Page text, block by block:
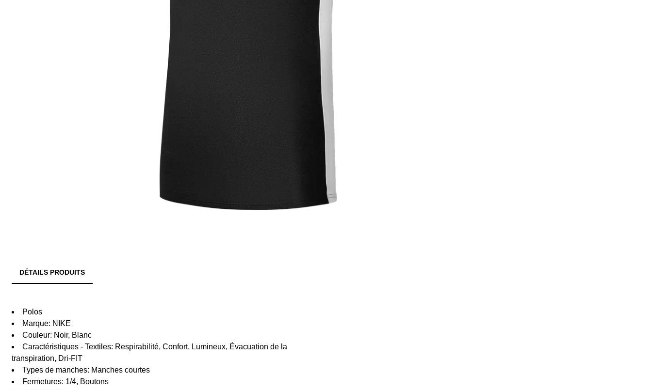
DÉTAILS PRODUITS
Polos
Marque: NIKE
Couleur: Noir, Blanc
Caractéristiques - Textiles: Respirabilité, Confort, Lumineux, Évacuation de la
transpiration, Dri-FIT
Types de manches: Manches courtes
Fermetures: 1/4, Boutons